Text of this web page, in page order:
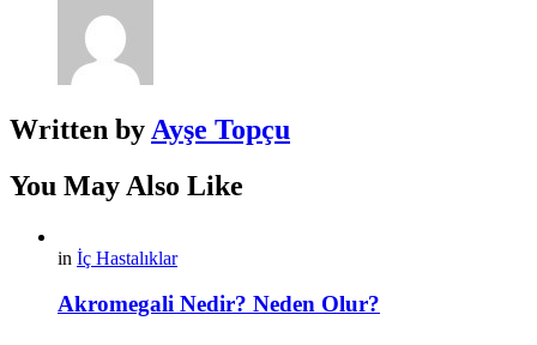
Written by Ayşe Topçu
You May Also Like
in İç Hastalıklar
Akromegali Nedir? Neden Olur?